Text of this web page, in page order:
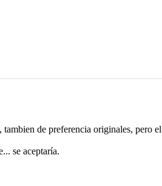
de preferencia originales, pero
se aceptaría.